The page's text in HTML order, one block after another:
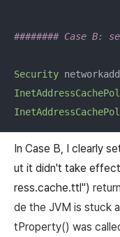
######## Case B:
Security
In Case B, I clearly
ut it didn't take
ress.cache.ttl")
de the JVM is stuck
tProperty() was